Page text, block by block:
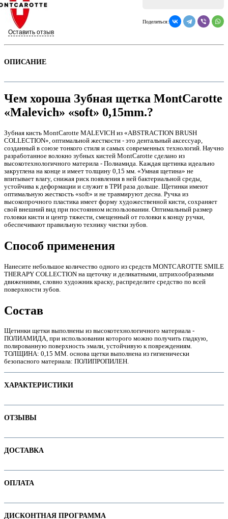
Оставить отзыв
Поделиться:
ОПИСАНИЕ
Чем хороша Зубная щетка MontCarotte
«Malevich» «soft» 0,15mm.?
Зубная кисть MontCarotte MALEVICH из «ABSTRACTION BRUSH
COLLECTION», оптимальной жесткости - это дентальный аксессуар,
созданный в союзе тонкого стиля и самых современных технологий. Научно
разработанное волокно зубных кистей MontCarotte сделано из
высокотехнологичного материла - Полиамида. Каждая щетинка идеально
закруглена на конце и имеет толщину 0,15 мм. «Умная щетина» не
впитывает влагу, снижая риск появления в ней бактериальной среды,
устойчива к деформации и служит в ТРИ раза дольше. Щетинки имеют
оптимальную жесткость «soft» и не травмируют десна. Ручка из
высокопрочного пластика имеет форму художественной кисти, сохраняет
свой внешний вид при постоянном использовании. Оптимальный размер
головки кисти и центр тяжести, смещенный от головки к концу ручки,
обеспечивают правильную технику чистки зубов.
Способ применения
Нанесите небольшое количество одного из средств MONTCAROTTE SMILE
THERAPY COLLECTION на щеточку и деликатными, штрихообразными
движениями, словно художник краску, распределите средство по всей
поверхности зубов.
Состав
Щетинки щетки выполнены из высокотехнологичного материала -
ПОЛИАМИДА, при использовании которого можно получить гладкую,
полированную поверхность эмали, устойчивую к повреждениям.
ТОЛЩИНА: 0,15 ММ. основа щетки выполнена из гигиенически
безопасного материала: ПОЛИПРОПИЛЕН.
ХАРАКТЕРИСТИКИ
Для ортоконструкций
Основная цена
Бренд
ОТЗЫВЫ
ДОСТАВКА
В интернет-магазине доступны варианты доставки:
ОПЛАТА
Оплачивайте покупки удобным способом. В интернет-магазине доступны
ДИСКОНТНАЯ ПРОГРАММА